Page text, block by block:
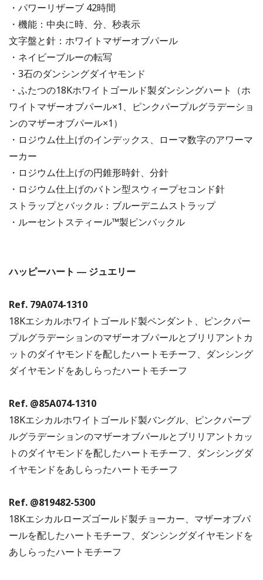
・パワーリザーブ 42時間
・機能：中央に時、分、秒表示
文字盤と針：ホワイトマザーオブパール
・ネイビーブルーの転写
・3石のダンシングダイヤモンド
・ふたつの18Kホワイトゴールド製ダンシングハート（ホ
ワイトマザーオブパール×1、ピンクパープルグラデーショ
ンのマザーオブパール×1）
・ロジウム仕上げのインデックス、ローマ数字のアワーマ
ーカー
・ロジウム仕上げの円錐形時針、分針
・ロジウム仕上げのバトン型スウィープセコンド針
ストラップとバックル：ブルーデニムストラップ
・ルーセントスティール™製ピンバックル
ハッピーハート ― ジュエリー
Ref. 79A074-1310
18Kエシカルホワイトゴールド製ペンダント、ピンクパー
プルグラデーションのマザーオブパールとブリリアントカ
ットのダイヤモンドを配したハートモチーフ、ダンシング
ダイヤモンドをあしらったハートモチーフ
Ref. @85A074-1310
18Kエシカルホワイトゴールド製バングル、ピンクパープ
ルグラデーションのマザーオブパールとブリリアントカッ
トのダイヤモンドを配したハートモチーフ、ダンシングダ
イヤモンドをあしらったハートモチーフ
Ref. @819482-5300
18Kエシカルローズゴールド製チョーカー、マザーオブパ
ールを配したハートモチーフ、ダンシングダイヤモンドを
あしらったハートモチーフ